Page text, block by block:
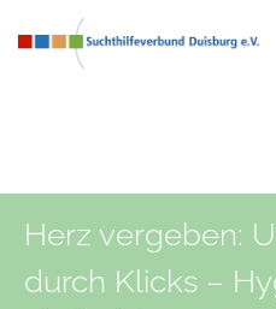
Herz vergeben:
durch Klicks –